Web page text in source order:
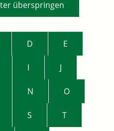
überspringen
D E
I J
N O
S T